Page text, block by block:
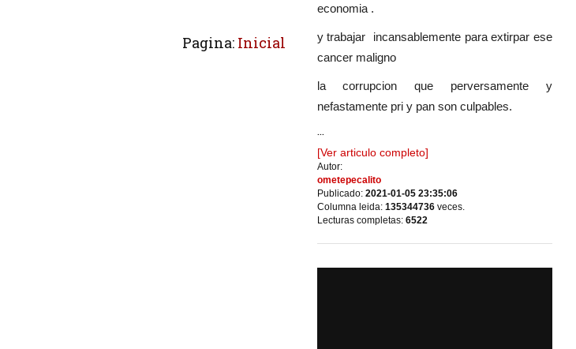
Pagina: Inicial
economia .
y trabajar incansablemente para extirpar ese
cancer maligno
la corrupcion que perversamente y
nefastamente pri y pan son culpables.
...
[Ver articulo completo]
Autor:
ometepecalito
Publicado: 2021-01-05 23:35:06
Columna leida: 135344736veces.
Lecturas completas: 6522